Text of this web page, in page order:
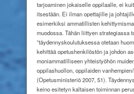
tarjoaminen jokaiselle oppilaalle, ei
itsestään. Ei ilman opettajille ja
esimerkiksi ammatillisten
muodossa. Tähän liittyen strategiassa
”täydennyskoulutuksessa otetaan
kehittää opetushenkilöstön ja johdon
moniammatilliseen yhteistyöhön
oppilashuollon, oppilaiden
(Opetusministeriö 2007, 51).
keino esitetyn kaltaisen toiminnan